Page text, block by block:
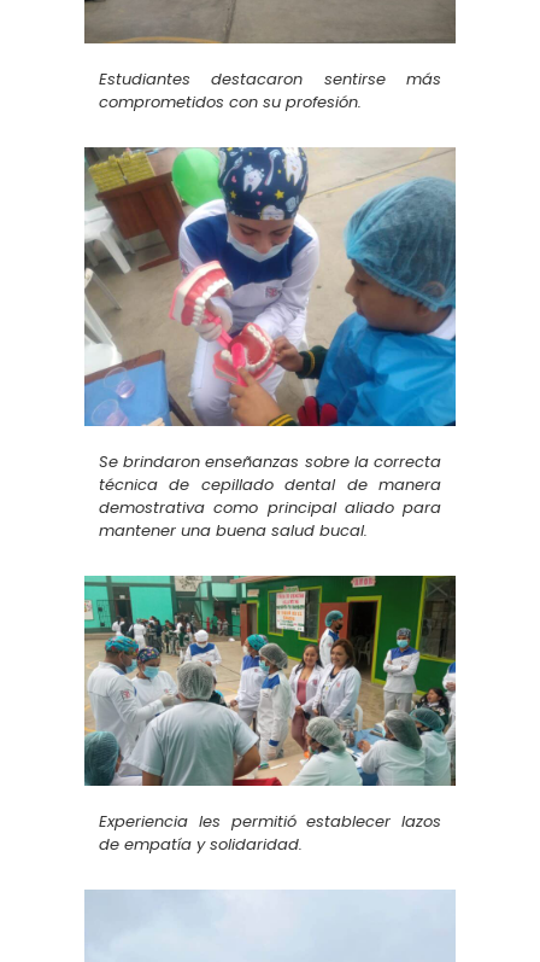
Estudiantes destacaron sentirse más
comprometidos con su profesión.
Se brindaron enseñanzas sobre la correcta
técnica de cepillado dental de manera
demostrativa como principal aliado para
mantener una buena salud bucal.
Experiencia les permitió establecer lazos
de empatía y solidaridad.